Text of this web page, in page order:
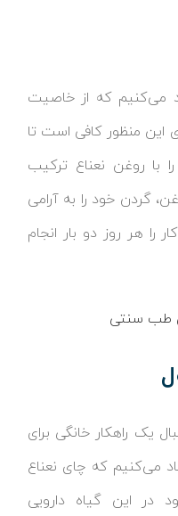
می‌کنیم که از خاصیت
این منظور کافی است تا
با روغن نعناع ترکیب
گردن خود را به آرامی
را هر روز دو بار انجام
طب سنتی
یک راهکار خانگی برای
می‌کنیم که چای نعناع
در این گیاه دارویی